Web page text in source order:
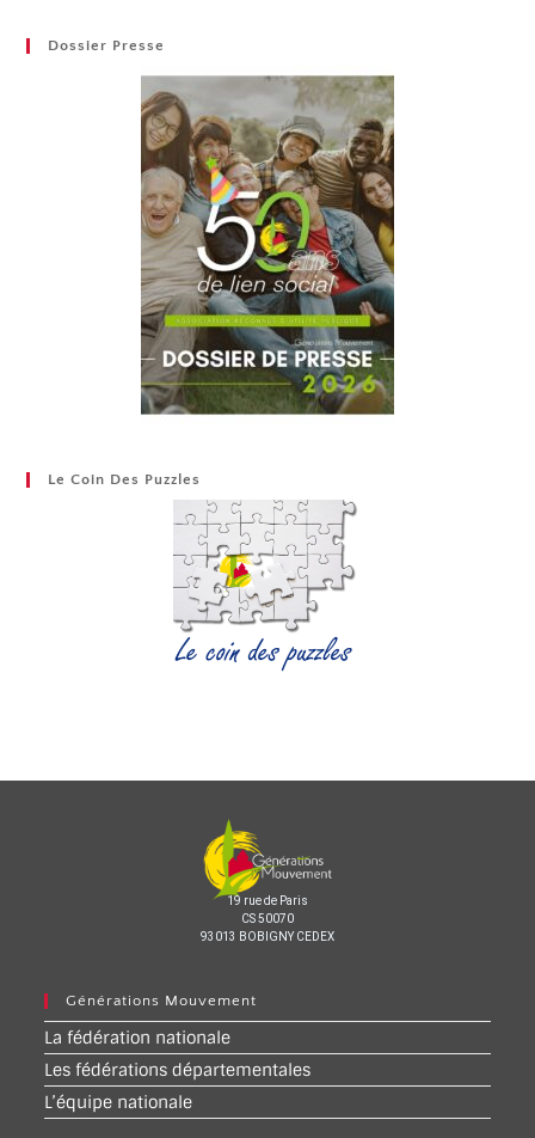
Dossier Presse
Le Coin Des Puzzles
19 rue de Paris
CS 50070
93013 BOBIGNY CEDEX
Générations Mouvement
La fédération nationale
Les fédérations départementales
L’équipe nationale